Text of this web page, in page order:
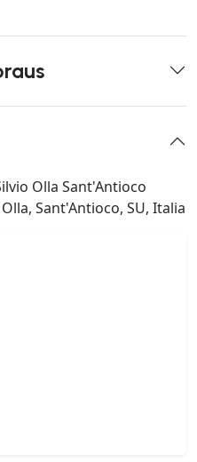
Olla Sant'Antioco
Sant'Antioco, SU, Italia